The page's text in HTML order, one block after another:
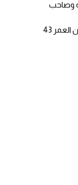
وصاحب
يشار إلى أنه في بلد تزداد فيه التوقعات بشأن الالتزام بالمواعيد، ولا سيما عندما يتعلق الأمر بمواعيد القطارات، وسرعان ما أصبح من الواضح أن هذه ليست رحلة عادية، حيث فوت الرجل البالغ من العمر 43